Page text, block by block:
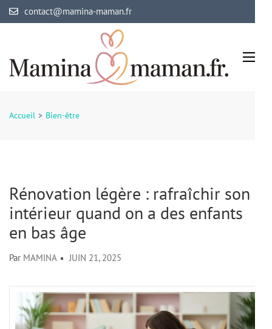
Aller
au
(Pressez
Entrée)
contact@mamina-maman.fr
Accueil > Bien-être
Rénovation légère : rafraîchir son
intérieur quand on a des enfants
en bas âge
Par MAMINA JUIN 21, 2025